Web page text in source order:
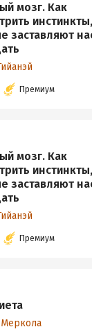
мозг. Как
инстинкты,
заставляют
Премиум
мозг. Как
инстинкты,
заставляют
Премиум